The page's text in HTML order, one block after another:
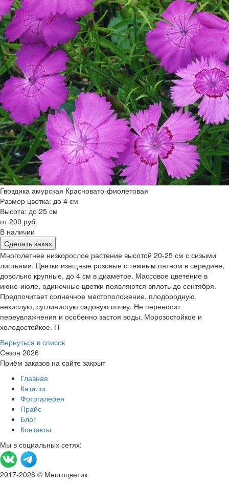
Гвоздика амурская Красновато-фиолетовая
Размер цветка: до 4 см
Высота: до 25 см
от 200 руб.
В наличии
Сделать заказ
Многолетнее низкорослое растение высотой 20-25 см с сизыми
листьями. Цветки изящные розовые с темным пятном в середине,
довольно крупные, до 4 см в диаметре. Массовое цветение в
июне-июле, одиночные цветки появляются вплоть до сентября.
Предпочитает солнечное местоположение, плодородную,
некислую, суглинистую садовую почву. Не переносит
переувлажнения и особенно застоя воды. Морозо­стойкое и
холодостойкое. П
Вернуться в список
Сезон 2026
Приём заказов на сайте закрыт
Главная
Каталог
Фотогалерея
Прайс
Блог
Контакты
Мы в социальных сетях:
2017-2026 © Многоцветик